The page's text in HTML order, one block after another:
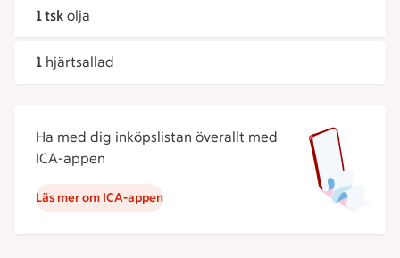
1 tsk olja
1 hjärtsallad
Ha med dig inköpslistan överallt med
ICA-appen
Läs mer om ICA-appen